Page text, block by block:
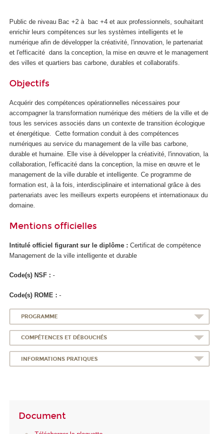
c
o
l
o
g
q
s
Public de niveau Bac +2 à bac +4 et aux professionnels, souhaitant
enrichir leurs compétences sur les systèmes intelligents et le
numérique afin de développer la créativité, l'innovation, le partenariat
et l'efficacité dans la conception, la mise en œuvre et le management
des villes et quartiers bas carbone, durables et collaboratifs.
Objectifs
Acquérir des compétences opérationnelles nécessaires pour
accompagner la transformation numérique des métiers de la ville et de
tous les services associés dans un contexte de transition écologique
et énergétique. Cette formation conduit à des compétences
numériques au service du management de la ville bas carbone,
durable et humaine. Elle vise à développer la créativité, l'innovation, la
collaboration, l'efficacité dans la conception, la mise en œuvre et le
management de la ville durable et intelligente. Ce programme de
formation est, à la fois, interdisciplinaire et international grâce à des
partenariats avec les meilleurs experts européens et internationaux du
domaine.
Mentions officielles
Intitulé officiel figurant sur le diplôme : Certificat de compétence
Management de la ville intelligente et durable
Code(s) NSF : -
Code(s) ROME : -
PROGRAMME
COMPÉTENCES ET DÉBOUCHÉS
INFORMATIONS PRATIQUES
Document